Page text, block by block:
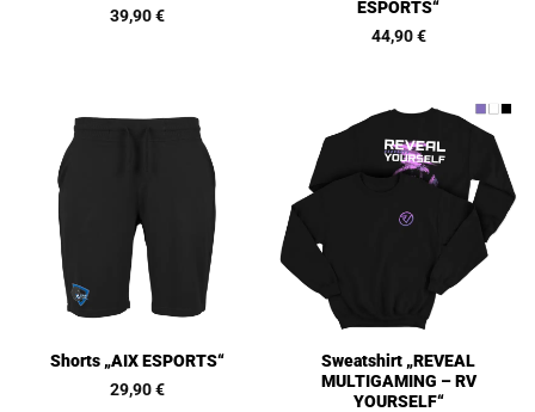
39,90€
ESPORTS“
44,90€
Shorts „AIX ESPORTS“
29,90€
Sweatshirt „REVEAL
MULTIGAMING – RV
YOURSELF“